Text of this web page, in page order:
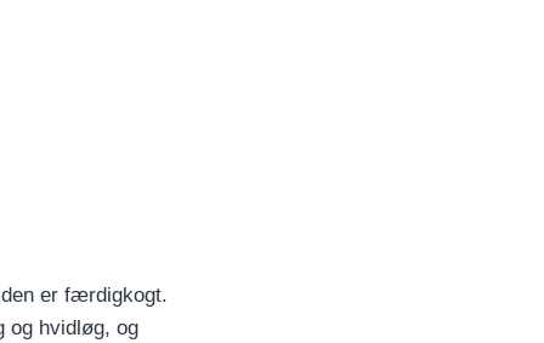
er færdigkogt.
og hvidløg, og